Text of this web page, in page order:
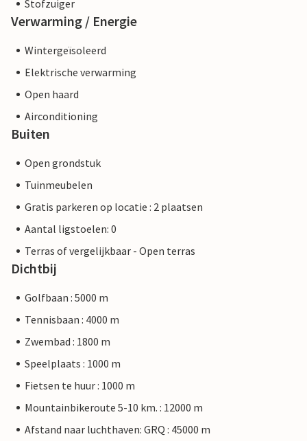
Stofzuiger
Verwarming / Energie
Wintergeïsoleerd
Elektrische verwarming
Open haard
Airconditioning
Buiten
Open grondstuk
Tuinmeubelen
Gratis parkeren op locatie : 2 plaatsen
Aantal ligstoelen: 0
Terras of vergelijkbaar - Open terras
Dichtbij
Golfbaan : 5000 m
Tennisbaan : 4000 m
Zwembad : 1800 m
Speelplaats : 1000 m
Fietsen te huur : 1000 m
Mountainbikeroute 5-10 km. : 12000 m
Afstand naar luchthaven: GRQ : 45000 m